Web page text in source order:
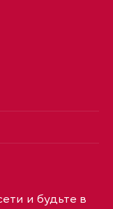
и будьте в